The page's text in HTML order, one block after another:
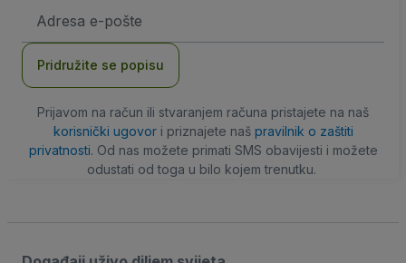
mail
Pridružite se popisu
Prijavom na račun ili stvaranjem računa pristajete na naš
korisnički ugovori priznajete naš pravilnik o zaštiti
privatnosti. Od nas možete primati SMS obavijesti i možete
odustati od toga u bilo kojem trenutku.